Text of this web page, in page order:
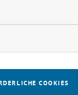
COOKIES